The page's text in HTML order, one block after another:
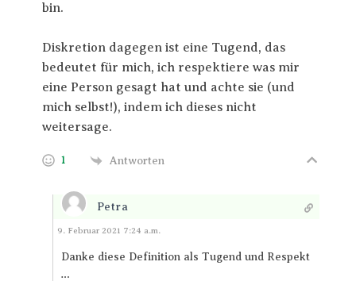
bin.
Diskretion dagegen ist eine Tugend, das
bedeutet für mich, ich respektiere was mir
eine Person gesagt hat und achte sie (und
mich selbst!), indem ich dieses nicht
weitersage.
1 Antworten
Petra
Antworten
9. Februar 2021 7:24 a.m.
Danke diese Definition als Tugend und Respekt
…